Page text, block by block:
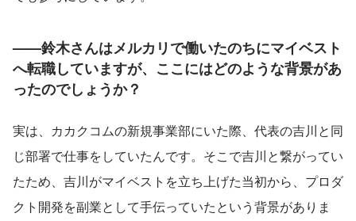
——鈴木さんはメルカリで働いたのちにマイベスト
へ転職していますが、ここにはどのような背景があ
ったのでしょうか？
実は、カカクコムの新規事業部にいた際、代表の吉川と同
じ部署で仕事をしていたんです。そこで吉川と繋がってい
たため、吉川がマイベストを立ち上げた当初から、プロダ
クト開発を副業として手伝っていたという背景がありま